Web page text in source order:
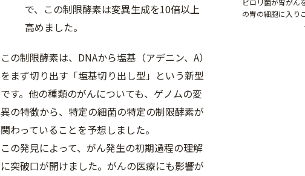
で、この制限酵素は変異生成を10倍以上
高めました。
この制限酵素は、DNAから塩基（アデニン、A）
をまず切り出す「塩基切り出し型」という新型
です。他の種類のがんについても、ゲノムの変
異の特徴から、特定の細菌の特定の制限酵素が
関わっていることを予想しました。
この発見によって、がん発生の初期過程の理解
に突破口が開けました。がんの医療にも影響が
の胃の細胞に入り